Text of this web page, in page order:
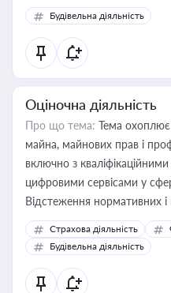
Будівельна діяльність
Оціночна діяльність
Про що тема: Тема охоплює
майна, майнових прав і
включно з
цифровими сервісами у
Відстеження нормативних і
корисне для власника
бухгалтера під час
державного майна,
статусу суб'єктів оціночної
Страхова діяльність
Будівельна діяльність